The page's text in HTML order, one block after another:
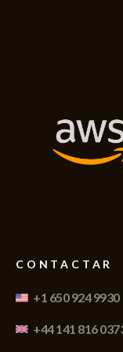
CONTACTAR
+1 650 924 9930
+44 141 816